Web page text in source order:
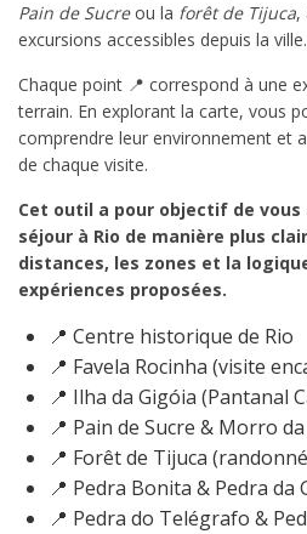
Pain de Sucreou la forêt de Tijuca,
excursions accessibles depuis la ville.
Chaque point 📍 correspond à une
terrain. En explorant la carte, vous
comprendre leur environnement et
de chaque visite.
Cet outil a pour objectif de
séjour à Rio de manière plus
distances, les zones et la
expériences proposées.
📍 Centre historique de Rio
📍 Favela Rocinha (visite
📍 Ilha da Gigóia (Pantanal
📍 Pain de Sucre & Morro
📍 Forêt de Tijuca
📍 Pedra Bonita & Pedra da
📍 Pedra do Telégrafo &